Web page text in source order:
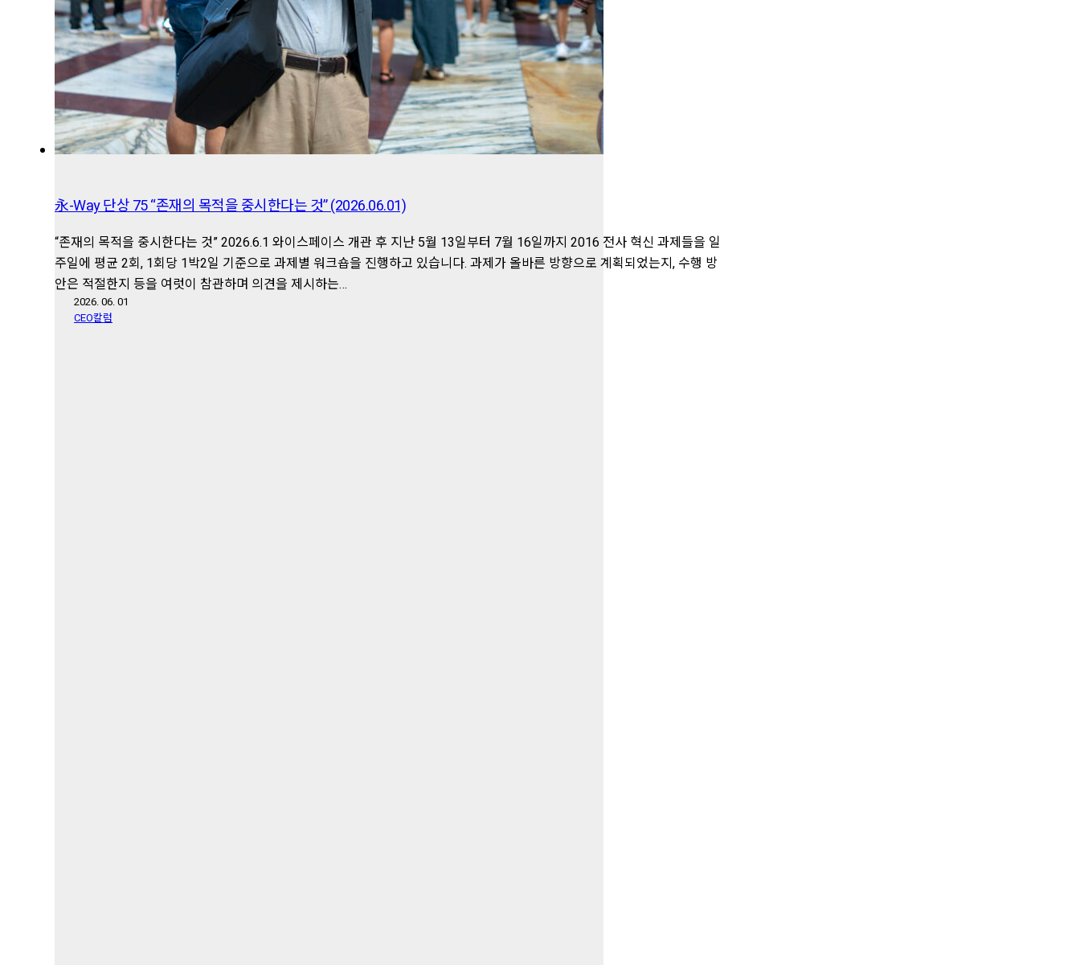
永-Way 단상 75 “존재의 목적을 중시한다는 것” (2026.06.01)
“존재의 목적을 중시한다는 것” 2026.6.1 와이스페이스 개관 후 지난 5월 13일부터 7월 16일까지 2016 전사 혁신 과제들을 일
주일에 평균 2회, 1회당 1박2일 기준으로 과제별 워크숍을 진행하고 있습니다. 과제가 올바른 방향으로 계획되었는지, 수행 방
안은 적절한지 등을 여럿이 참관하며 의견을 제시하는…
2026. 06. 01
CEO칼럼